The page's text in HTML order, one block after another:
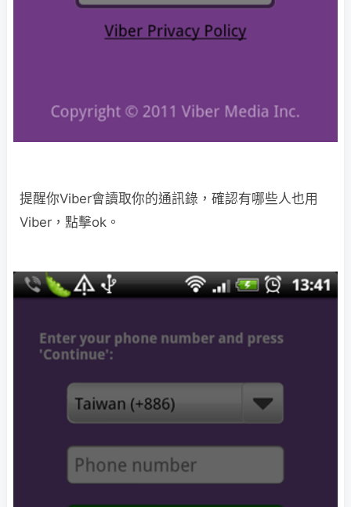
提醒你Viber會讀取你的通訊錄，確認有哪些人也用
Viber，點擊ok。